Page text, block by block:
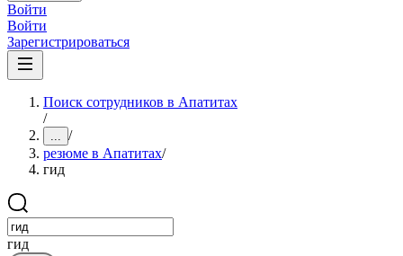
Войти
Войти
Зарегистрироваться
Поиск сотрудников в Апатитах
/
... /
резюме в Апатитах/
гид
гид